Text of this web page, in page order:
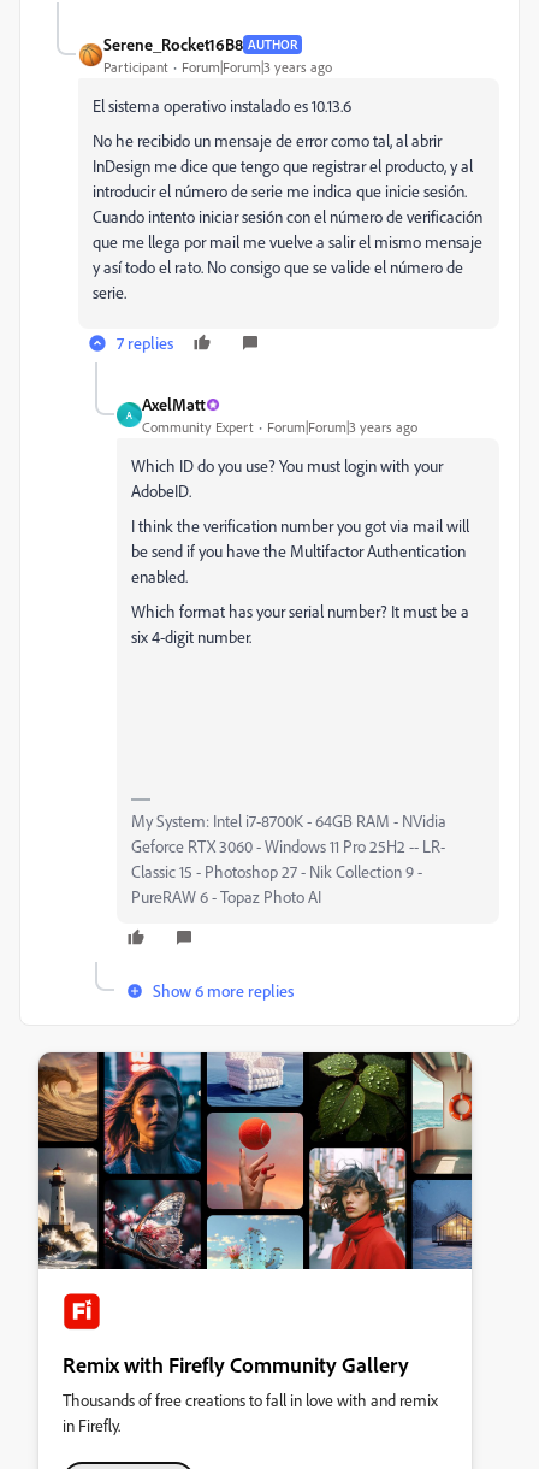
Serene_Rocket16B8 AUTHOR
Participant Forum|Forum|3 years ago
El sistema operativo instalado es 10.13.6
No he recibido un mensaje de error como tal,al abrir
InDesign me dice que tengo que registrar el producto, y al
introducir el número de serie me indica que inicie sesión.
Cuando intento iniciar sesión con el número de verificación
que me llega por mail me vuelve a salir el mismo mensaje
y así todo el rato. No consigo que se valide el número de
serie.
7 replies
A
AxelMatt
Community Expert Forum|Forum|3 years ago
Which ID do you use? You must login with your
AdobeID.
I think the verification number you got via mail will
be send if you have the Multifactor Authentication
enabled.
Which format has your serial number? It must be a
six 4-digit number.
My System: Intel i7-8700K - 64GB RAM - NVidia
Geforce RTX 3060 - Windows 11 Pro 25H2 -- LR-
Classic 15 - Photoshop 27 - Nik Collection 9 -
PureRAW 6 - Topaz Photo AI
Show 6 more replies
Remix with Firefly Community Gallery
Thousands of free creations to fall in love with and remix
in Firefly.